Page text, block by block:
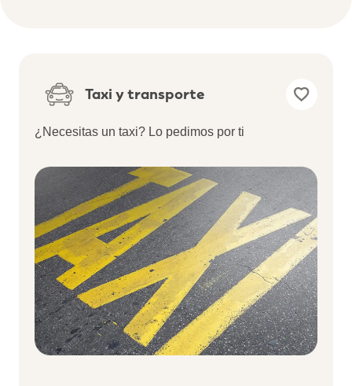
Taxi y transporte
¿Necesitas un taxi? Lo pedimos por ti